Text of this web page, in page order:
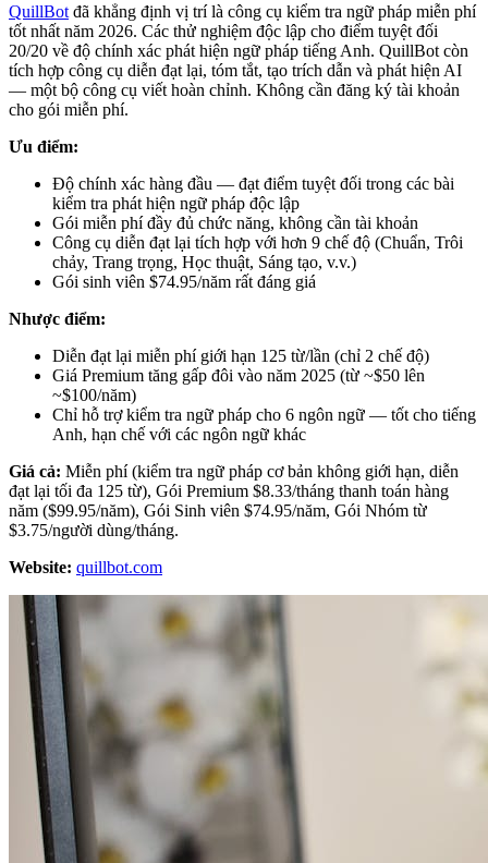
QuillBot đã khẳng định vị trí là công cụ kiểm tra ngữ pháp miễn phí
tốt nhất năm 2026. Các thử nghiệm độc lập cho điểm tuyệt đối
20/20 về độ chính xác phát hiện ngữ pháp tiếng Anh. QuillBot còn
tích hợp công cụ diễn đạt lại, tóm tắt, tạo trích dẫn và phát hiện AI
— một bộ công cụ viết hoàn chỉnh. Không cần đăng ký tài khoản
cho gói miễn phí.
Ưu điểm:
Độ chính xác hàng đầu — đạt điểm tuyệt đối trong các bài
kiểm tra phát hiện ngữ pháp độc lập
Gói miễn phí đầy đủ chức năng, không cần tài khoản
Công cụ diễn đạt lại tích hợp với hơn 9 chế độ (Chuẩn, Trôi
chảy, Trang trọng, Học thuật, Sáng tạo, v.v.)
Gói sinh viên $74.95/năm rất đáng giá
Nhược điểm:
Diễn đạt lại miễn phí giới hạn 125 từ/lần (chỉ 2 chế độ)
Giá Premium tăng gấp đôi vào năm 2025 (từ ~$50 lên
~$100/năm)
Chỉ hỗ trợ kiểm tra ngữ pháp cho 6 ngôn ngữ — tốt cho tiếng
Anh, hạn chế với các ngôn ngữ khác
Giá cả: Miễn phí (kiểm tra ngữ pháp cơ bản không giới hạn, diễn
đạt lại tối đa 125 từ), Gói Premium $8.33/tháng thanh toán hàng
năm ($99.95/năm), Gói Sinh viên $74.95/năm, Gói Nhóm từ
$3.75/người dùng/tháng.
Website: quillbot.com